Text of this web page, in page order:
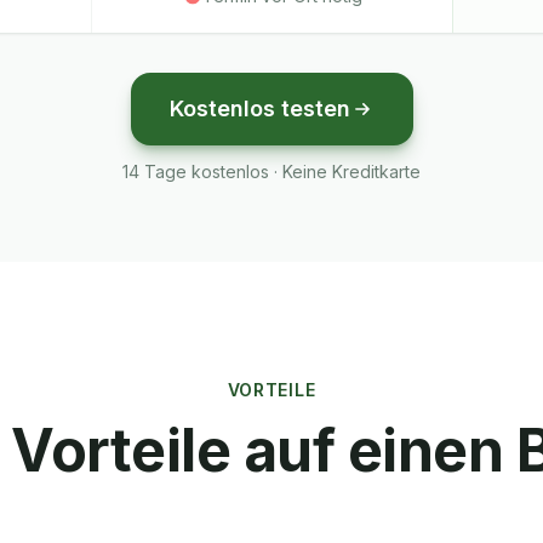
Kostenlos testen
14 Tage kostenlos · Keine Kreditkarte
VORTEILE
Vorteile auf einen